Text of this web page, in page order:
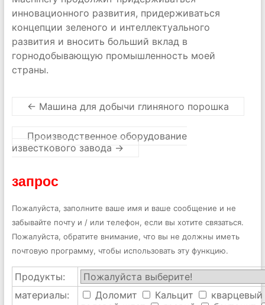
инновационного развития, придерживаться
концепции зеленого и интеллектуального
развития и вносить больший вклад в
горнодобывающую промышленность моей
страны.
← Машина для добычи глиняного порошка
Производственное оборудование
известкового завода →
запрос
Пожалуйста, заполните ваше имя и ваше сообщение и не
забывайте почту и / или телефон, если вы хотите связаться.
Пожалуйста, обратите внимание, что вы не должны иметь
почтовую программу, чтобы использовать эту функцию.
Продукты:
материалы:
Доломит Кальцит
кварцевый